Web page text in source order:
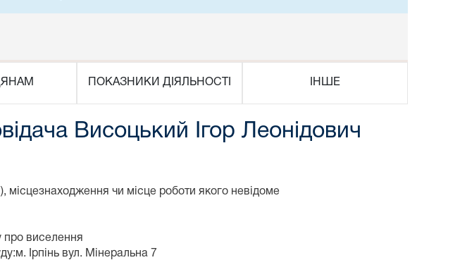
ПОКАЗНИКИ ДІЯЛЬНОСТІ ІНШЕ
Висоцький Ігор Леонідович
чи місце роботи якого невідоме
про виселення
м. Ірпінь вул. Мінеральна 7